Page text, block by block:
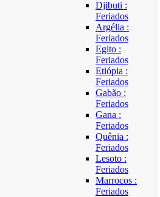
Djibuti :
Feriados
Argélia :
Feriados
Egito :
Feriados
Etiópia :
Feriados
Gabão :
Feriados
Gana :
Feriados
Quênia :
Feriados
Lesoto :
Feriados
Marrocos :
Feriados